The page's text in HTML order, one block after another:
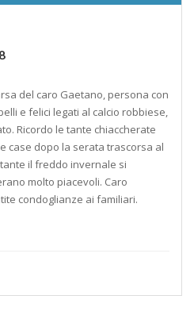
del caro Gaetano, persona con
e felici legati al calcio robbiese,
Ricordo le tante chiaccherate
case dopo la serata trascorsa al
il freddo invernale si
molto piacevoli. Caro
condoglianze ai familiari.